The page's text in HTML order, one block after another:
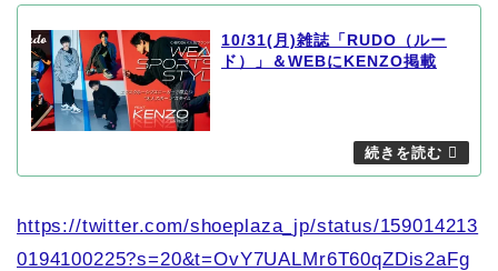
10/31(月)雑誌「RUDO（ルー
ド）」＆WEBにKENZO掲載
https://twitter.com/shoeplaza_jp/status/159014213
0194100225?s=20&t=OvY7UALMr6T60qZDis2aFg